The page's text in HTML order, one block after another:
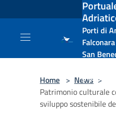
Salta al contenuto principale
Porti di
San
e Vasto
Home > News >
Patrimonio culturale
sviluppo sostenibile